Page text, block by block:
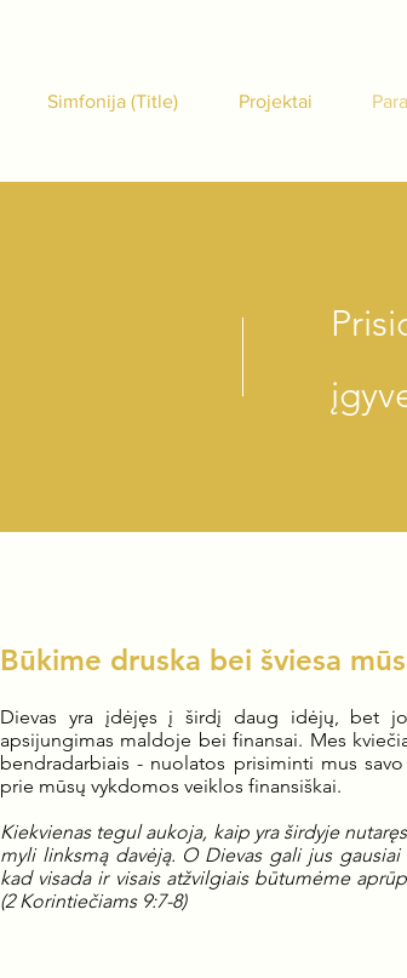
Simfonija (Title) Projektai
Būkime druska bei šviesa
Dievas yra įdėjęs į širdį daug idėjų, bet
apsijungimas maldoje bei finansai. Mes
bendradarbiais - nuolatos prisiminti mus
prie mūsų vykdomos veiklos finansiškai.
Kiekvienas tegul aukoja, kaip yra širdyje
myli linksmą davėją. O Dievas gali jus
kad visada ir visais atžvilgiais būtumėme
(2 Korintiečiams 9:7-8)